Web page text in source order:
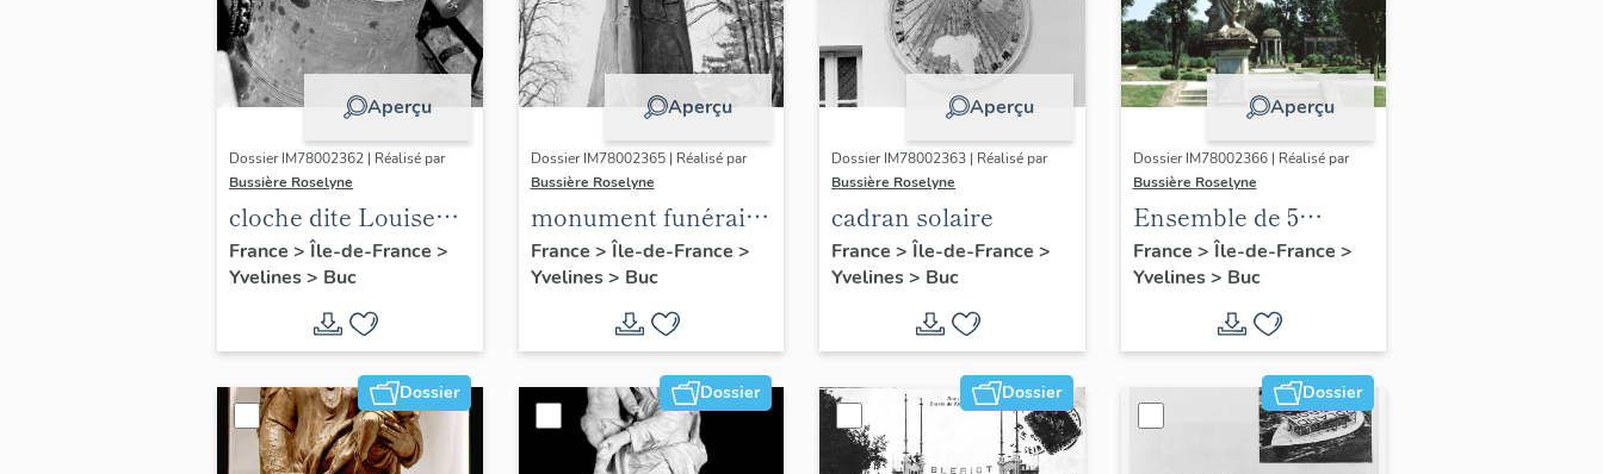
Aperçu
Dossier IM78002362 | Réalisé par
Bussière Roselyne
cloche dite Louise
Auguste Adélaïde
France > Île-de-France >
Yvelines> Buc
Aperçu
Dossier IM78002365 | Réalisé par
Bussière Roselyne
monument funéraire
de Jean Casale
France > Île-de-France >
Yvelines> Buc
Aperçu
Dossier IM78002363 | Réalisé par
Bussière Roselyne
cadran solaire
France > Île-de-France >
Yvelines> Buc
Aperçu
Dossier IM78002366 | Réalisé par
Bussière Roselyne
Ensemble de 5
statues
France > Île-de-France >
Yvelines> Buc
Dossier Dossier Dossier Dossier